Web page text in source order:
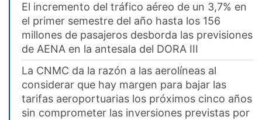
El incremento del tráfico aéreo de un 3,7% en
el primer semestre del año hasta los 156
millones de pasajeros desborda las previsiones
de AENA en la antesala del DORA III
La CNMC da la razón a las aerolíneas al
considerar que hay margen para bajar las
tarifas aeroportuarias los próximos cinco años
sin comprometer las inversiones previstas por